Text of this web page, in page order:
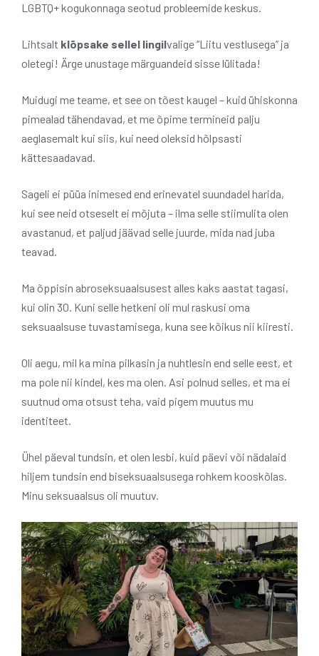
LGBTQ+ kogukonnaga seotud probleemide keskus.
Lihtsalt klõpsake sellel lingilvalige “Liitu vestlusega” ja
oletegi! Ärge unustage märguandeid sisse lülitada!
Muidugi me teame, et see on tõest kaugel – kuid ühiskonna
pimealad tähendavad, et me õpime termineid palju
aeglasemalt kui siis, kui need oleksid hõlpsasti
kättesaadavad.
Sageli ei püüa inimesed end erinevatel suundadel harida,
kui see neid otseselt ei mõjuta – ilma selle stiimulita olen
avastanud, et paljud jäävad selle juurde, mida nad juba
teavad.
Ma õppisin abroseksuaalsusest alles kaks aastat tagasi,
kui olin 30. Kuni selle hetkeni oli mul raskusi oma
seksuaalsuse tuvastamisega, kuna see kõikus nii kiiresti.
Oli aegu, mil ka mina pilkasin ja nuhtlesin end selle eest, et
ma pole nii kindel, kes ma olen. Asi polnud selles, et ma ei
suutnud oma otsust teha, vaid pigem muutus mu
identiteet.
Ühel päeval tundsin, et olen lesbi, kuid päevi või nädalaid
hiljem tundsin end biseksuaalsusega rohkem kooskõlas.
Minu seksuaalsus oli muutuv.